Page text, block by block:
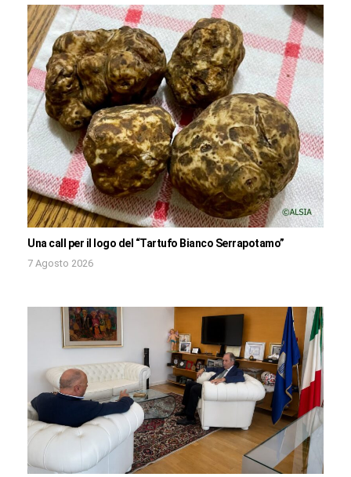
Una call per il logo del “Tartufo Bianco Serrapotamo”
7 Agosto 2026